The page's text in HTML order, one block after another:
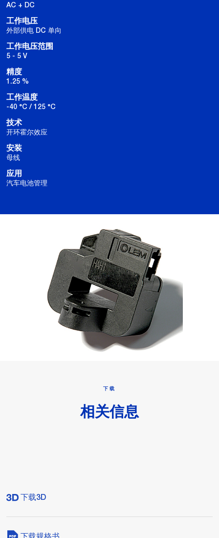
AC + DC
工作电压
外部供电 DC 单向
工作电压范围
5 - 5 V
精度
1.25 %
工作温度
-40 °C / 125 °C
技术
开环霍尔效应
安装
母线
应用
汽车电池管理
下载
相关信息
下载3D
下载规格书